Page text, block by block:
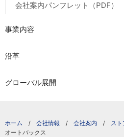
会社案内パンフレット（PDF）
事業内容
沿革
グローバル展開
会社情報 会社案内
ス
オートバックス